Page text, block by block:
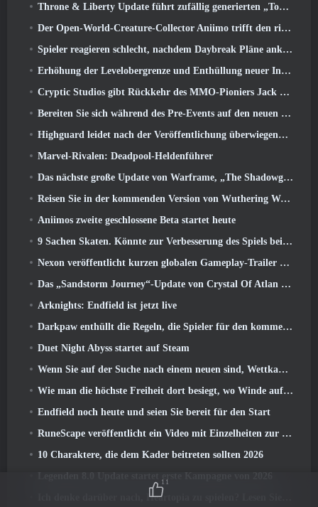
Throne & Liberty Update führt zufällig generierten „Tower of Greed“ ein
Der Open-World-Creature-Collector Aniimo trifft den richtigen Ton
Spieler reagieren schlecht, nachdem Daybreak Pläne ankündigt, Roadmaps für EverQuest und EQ2 zu überspringen
Erhöhung der Levelobergrenze und Enthüllung neuer Inhalte in Phantasy Star Online 2: NGS Headline Wave Stream
Cryptic Studios gibt Rückkehr des MMO-Pioniers Jack Emmert als CEO bekannt
Bereiten Sie sich während des Pre-Events auf den neuen Speed-Server von MU Online vor
Highguard leidet nach der Veröffentlichung überwiegend unter negativen Bewertungen
Marvel-Rivalen: Deadpool-Heldenführer
Das nächste große Update von Warframe, „The Shadowgrapher“ erscheint im März
Reisen Sie in der kommenden Version von Wuthering Waves in die verschneiten Länder der Roya Frostlands 3.1
Aniimos zweite geschlossene Beta startet heute
9 Sachen Skaten. Könnte zur Verbesserung des Spiels beitragen 2026
Nexon veröffentlicht kurzen globalen Gameplay-Trailer zu MapleStory Classic World
Das „Sandstorm Journey“-Update von Crystal Of Atlan erhöht die Levelobergrenze auf 70
Arknights: Endfield ist jetzt live
Darkpaw enthüllt die Regeln, die Spieler für den kommenden Frostreaver-Server von EverQuest gewählt haben
Duet Night Abyss startet auf Steam
Wenn Sie auf der Suche nach einem neuen sind, Wettkampfsportspiel, Der geschlossene Betatest von Freestyle Football 2 Ist auf dem Weg
Wie man die höchste Freiheit dort besiegt, wo Winde aufeinander treffen
Endfield noch heute und seien Sie bereit für den Start
RuneScape veröffentlicht ein Video mit Einzelheiten zur „ehrgeizigen Reihe von Inhaltsaktualisierungen“
10 Charaktere, die dem Kader beitreten sollten 2026
Legenden 8.0 Update startet erste Kampagne von 2026
Ich denke darüber nach, Heartopia zu spielen? Lesen Sie dies zuerst
11